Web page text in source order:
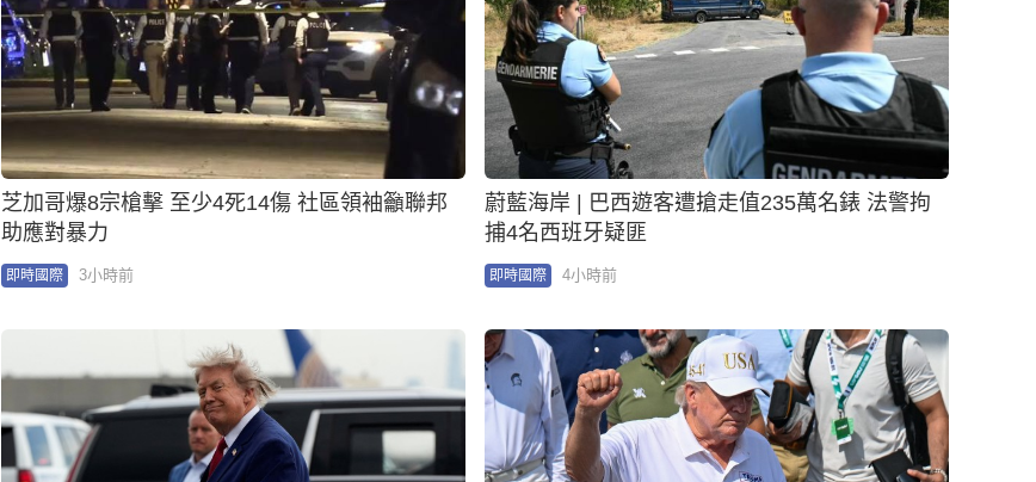
芝加哥爆8宗槍擊 至少4死14傷 社區領袖籲聯邦
助應對暴力
即時國際 3小時前
蔚藍海岸 | 巴西遊客遭搶走值235萬名錶 法警拘
捕4名西班牙疑匪
即時國際 4小時前